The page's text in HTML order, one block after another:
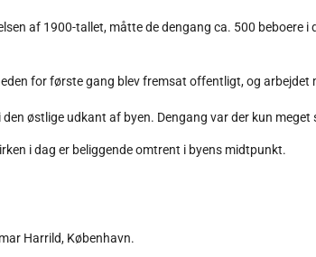
af 1900-tallet, måtte de dengang ca. 500 beboere
for første gang blev fremsat offentligt, og
østlige udkant af byen. Dengang var der kun
i dag er beliggende omtrent i byens midtpunkt.
Harrild, København.